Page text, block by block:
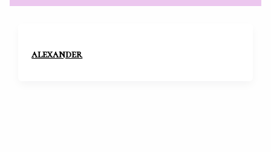
alexander